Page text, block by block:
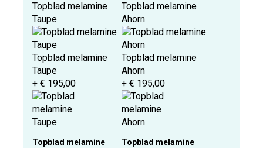
Topblad melamine
Taupe
Topblad melamine
Taupe
+ € 195,00
Topblad melamine
Topblad melamine
Ahorn
Topblad melamine
Ahorn
+ € 195,00
Topblad melamine